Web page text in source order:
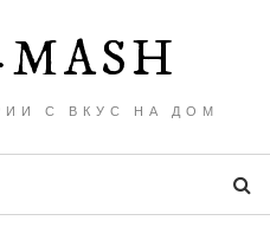
С ВКУС НА ДОМ